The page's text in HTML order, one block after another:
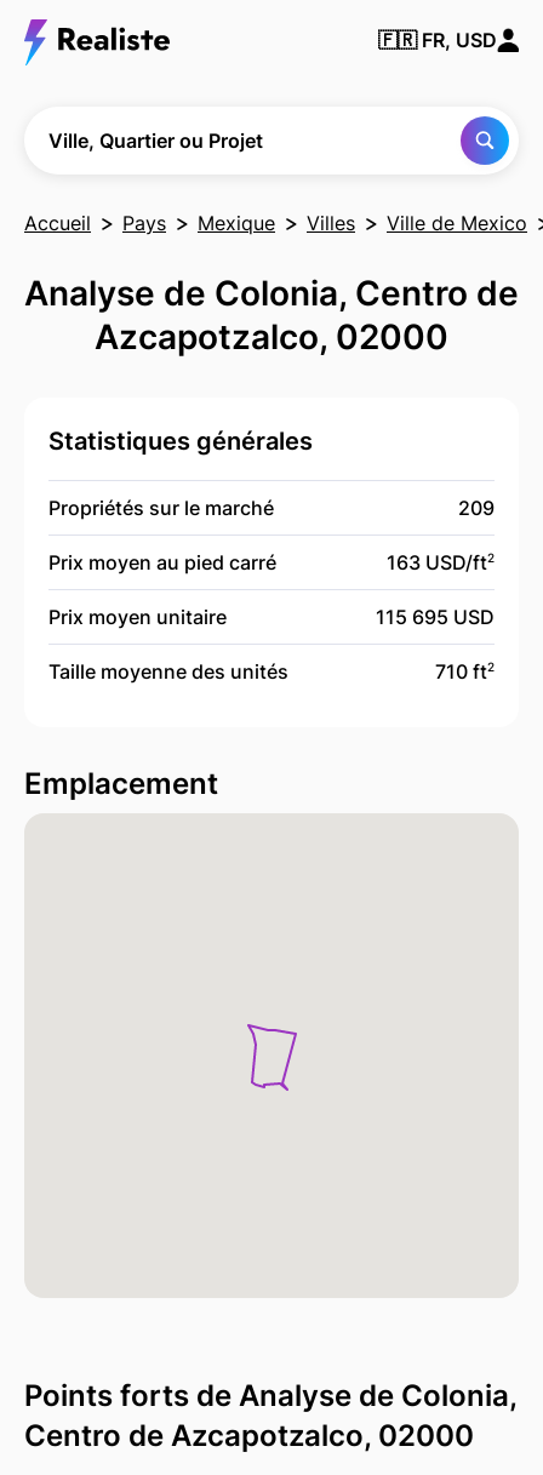
🇫🇷 FR, USD
Ville, Quartier ou Projet
Accueil Pays Mexique Villes Ville de Mexico
Analyse de Colonia, Centro de
Azcapotzalco, 02000
Statistiques générales
Propriétés sur le marché 209
Prix moyen au pied carré 163 USD/ft2
Prix moyen unitaire 115 695 USD
Taille moyenne des unités 710 ft2
Emplacement
Points forts de Analyse de Colonia,
Centro de Azcapotzalco, 02000